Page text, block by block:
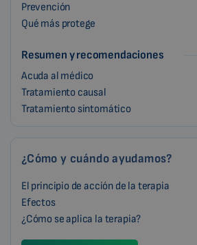
Prevención
Qué más protege
Resumen y recomendaciones
Acuda al médico
Tratamiento causal
Tratamiento sintomático
¿Cómo y cuándo ayudamos?
El principio de acción de la terapia
Efectos
¿Cómo se aplica la terapia?